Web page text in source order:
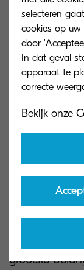
Hij zal EMEA
van
Takuya
een
bij het
KYOCERA
bevinden
ben ervan
hebben met
strategie en
kan
Onze
grootste
selecteren
cookies op uw
door
In dat geval
apparaat te
Bekijk onze